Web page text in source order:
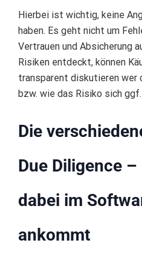
Hierbei ist wichtig, keine
haben. Es geht nicht um
Vertrauen und Absicherung
Risiken entdeckt, können
transparent diskutieren wer
bzw. wie das Risiko sich
Die
Due Diligence
dabei im
ankommt